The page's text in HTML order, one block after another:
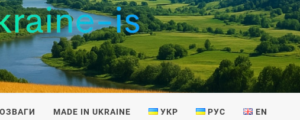
MADE IN UKRAINE УКР РУС EN